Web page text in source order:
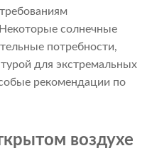
солнечные
потребности,
для экстремальных
рекомендации по
воздухе